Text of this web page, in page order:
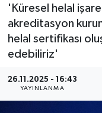
'Küresel helal
akreditasyon
helal sertifikası
edebiliriz'
26.11.2025 - 16:43
YAYINLANMA